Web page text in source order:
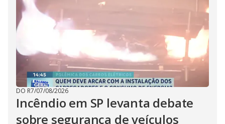
DO R7/07/08/2026
Incêndio em SP levanta debate
sobre segurança de veículos